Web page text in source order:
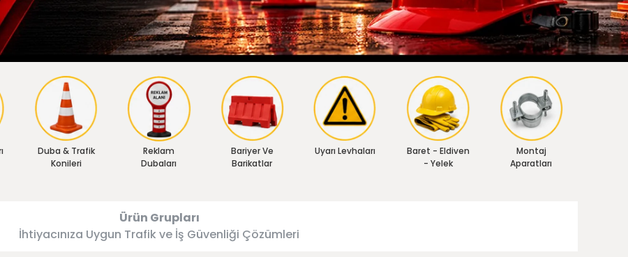
Duba & Trafik
Konileri
Reklam
Dubaları
Bariyer Ve
Barikatlar
Uyarı Levhaları
Baret - Eldiven
- Yelek
Montaj
Aparatları
Ürün Grupları
İhtiyacınıza Uygun Trafik ve İş Güvenliği Çözümleri